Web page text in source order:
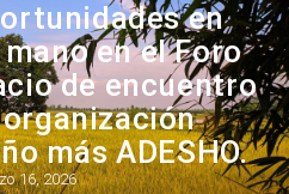
en
en el Foro
de encuentro
más ADESHO.
16, 2026